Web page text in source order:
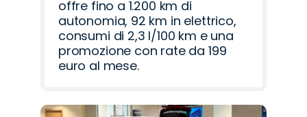
offre fino a 1.200 km di
autonomia, 92 km in elettrico,
consumi di 2,3 l/100 km e una
promozione con rate da 199
euro al mese.